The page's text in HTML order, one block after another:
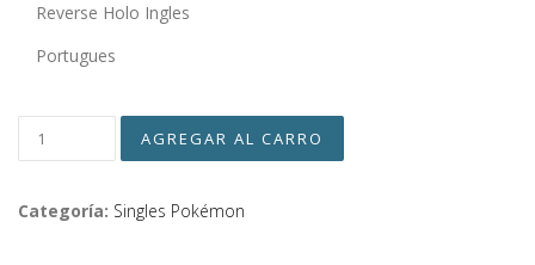
Reverse Holo Ingles
Portugues
Categoría: Singles Pokémon